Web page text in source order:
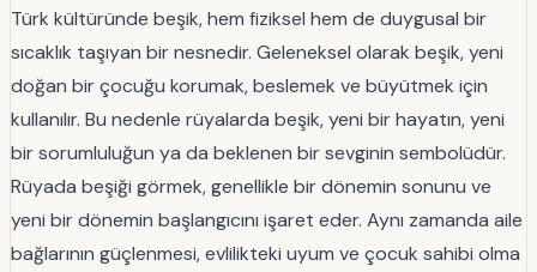
Türk kültüründe beşik, hem fiziksel hem de duygusal bir
sıcaklık taşıyan bir nesnedir. Geleneksel olarak beşik, yeni
doğan bir çocuğu korumak, beslemek ve büyütmek için
kullanılır. Bu nedenle rüyalarda beşik, yeni bir hayatın, yeni
bir sorumluluğun ya da beklenen bir sevginin sembolüdür.
Rüyada beşiği görmek, genellikle bir dönemin sonunu ve
yeni bir dönemin başlangıcını işaret eder. Aynı zamanda aile
bağlarının güçlenmesi, evlilikteki uyum ve çocuk sahibi olma